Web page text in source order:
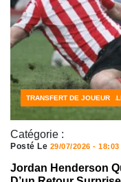
Catégorie :
FOOTBALL
SPORT
TRANSFERT DE JOUEUR
Posté Le 29/07/2026 - 18:03
Jordan Henderson